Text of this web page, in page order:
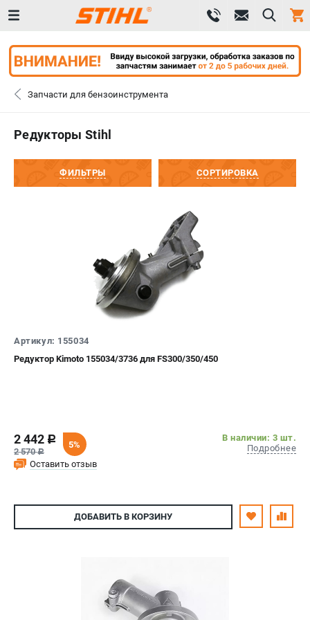
ИЗБРАННОЕ ( 0 )
ЗАКАЗАТЬ ЗАПЧАСТЬ
0 ₽
ПОДДЕРЖКА
Гарантия Stihl
Политика обработки персональных данных
Запчасти для бензоинструмента
Редукторы Stihl
ФИЛЬТРЫ СОРТИРОВКА
Артикул: 155034
Редуктор Kimoto 155034/3736 для FS300/350/450
2 442 c
2 570c
5%
В наличии: 3 шт.
Подробнее
Оставить отзыв
ДОБАВИТЬ В КОРЗИНУ